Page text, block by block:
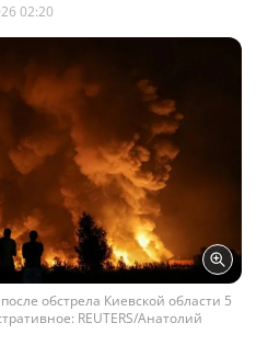
02:20
обстрела Киевской области 5
REUTERS/Анатолий